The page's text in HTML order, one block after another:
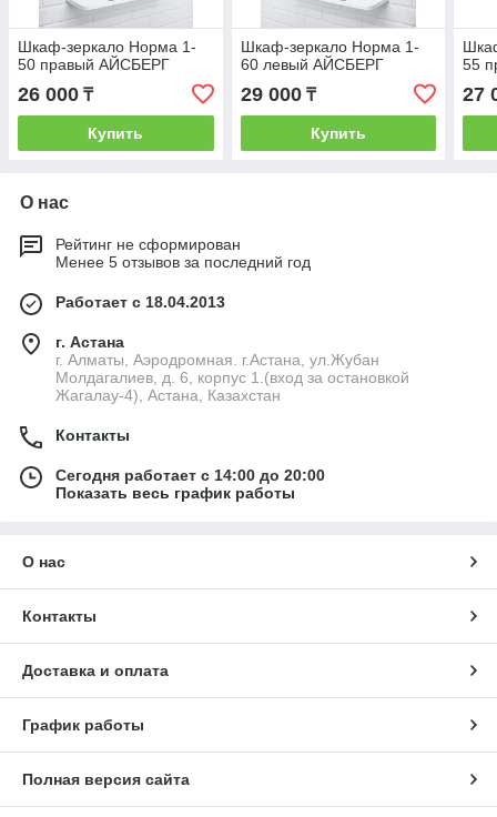
Шкаф-зеркало Норма 1-
50 правый АЙСБЕРГ
26 000 ₸
Купить
Шкаф-зеркало Норма 1-
60 левый АЙСБЕРГ
29 000₸
Купить
55
27
О нас
Рейтинг не сформирован
Менее 5 отзывов за последний год
Работает с 18.04.2013
г. Астана
г. Алматы, Аэродромная. г.Астана, ул.Жубан
Молдагалиев, д. 6, корпус 1.(вход за остановкой
Жагалау-4), Астана, Казахстан
Контакты
Сегодня работает с 14:00 до 20:00
Показать весь график работы
О нас
Контакты
Доставка и оплата
График работы
Полная версия сайта